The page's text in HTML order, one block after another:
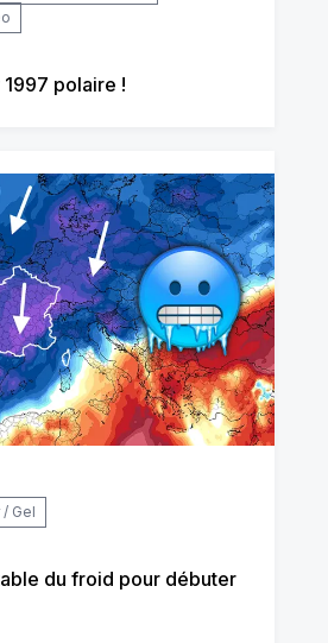
1997 polaire !
Gel
du froid pour débuter